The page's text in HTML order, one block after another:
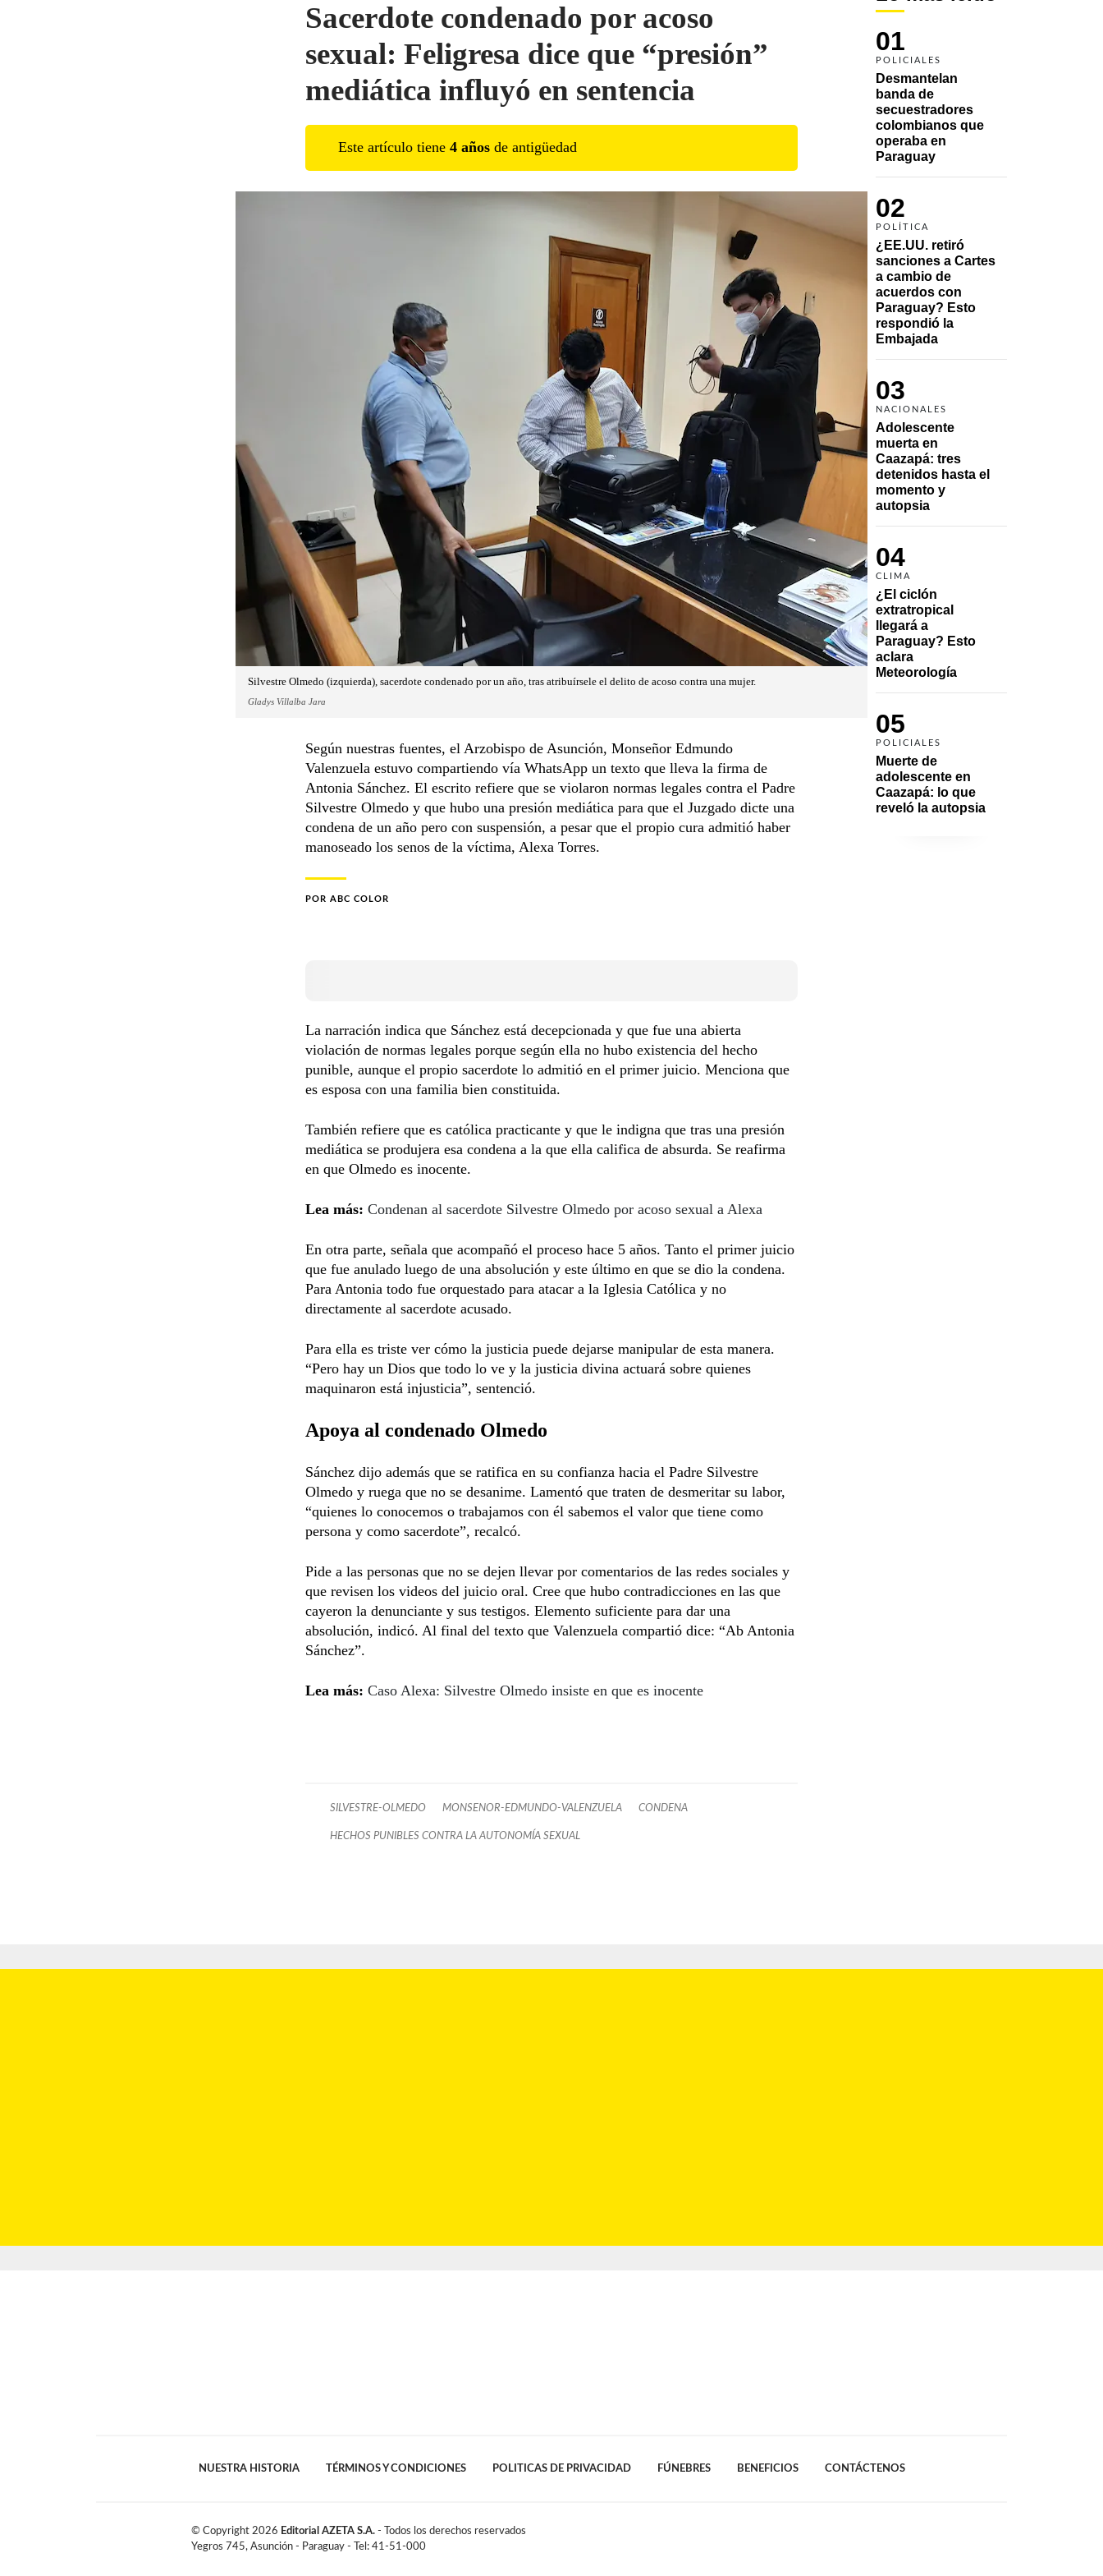
01
POLICIALES
Desmantelan
banda de
secuestradores
colombianos que
operaba en
Paraguay
02
POLÍTICA
¿EE.UU. retiró
sanciones a Cartes
a cambio de
acuerdos con
Paraguay? Esto
respondió la
Embajada
03
NACIONALES
Adolescente
muerta en
Caazapá: tres
detenidos hasta el
momento y
autopsia
04
CLIMA
¿El ciclón
extratropical
llegará a
Paraguay? Esto
aclara
Meteorología
05
POLICIALES
Muerte de
adolescente en
Caazapá: lo que
reveló la autopsia
Sacerdote condenado por acoso
sexual: Feligresa dice que “presión”
mediática influyó en sentencia
Este artículo tiene 4 años de antigüedad
Silvestre Olmedo (izquierda), sacerdote condenado por un año, tras atribuírsele el delito de acoso contra una mujer.
Gladys Villalba Jara
Según nuestras fuentes, el Arzobispo de Asunción, Monseñor Edmundo
Valenzuela estuvo compartiendo vía WhatsApp un texto que lleva la firma de
Antonia Sánchez. El escrito refiere que se violaron normas legales contra el Padre
Silvestre Olmedo y que hubo una presión mediática para que el Juzgado dicte una
condena de un año pero con suspensión, a pesar que el propio cura admitió haber
manoseado los senos de la víctima, Alexa Torres.
POR ABC COLOR
La narración indica que Sánchez está decepcionada y que fue una abierta
violación de normas legales porque según ella no hubo existencia del hecho
punible, aunque el propio sacerdote lo admitió en el primer juicio. Menciona que
es esposa con una familia bien constituida.
También refiere que es católica practicante y que le indigna que tras una presión
mediática se produjera esa condena a la que ella califica de absurda. Se reafirma
en que Olmedo es inocente.
Lea más: Condenan al sacerdote Silvestre Olmedo por acoso sexual a Alexa
En otra parte, señala que acompañó el proceso hace 5 años. Tanto el primer juicio
que fue anulado luego de una absolución y este último en que se dio la condena.
Para Antonia todo fue orquestado para atacar a la Iglesia Católica y no
directamente al sacerdote acusado.
Para ella es triste ver cómo la justicia puede dejarse manipular de esta manera.
“Pero hay un Dios que todo lo ve y la justicia divina actuará sobre quienes
maquinaron está injusticia”, sentenció.
Apoya al condenado Olmedo
Sánchez dijo además que se ratifica en su confianza hacia el Padre Silvestre
Olmedo y ruega que no se desanime. Lamentó que traten de desmeritar su labor,
“quienes lo conocemos o trabajamos con él sabemos el valor que tiene como
persona y como sacerdote”, recalcó.
Pide a las personas que no se dejen llevar por comentarios de las redes sociales y
que revisen los videos del juicio oral. Cree que hubo contradicciones en las que
cayeron la denunciante y sus testigos. Elemento suficiente para dar una
absolución, indicó. Al final del texto que Valenzuela compartió dice: “Ab Antonia
Sánchez”.
Lea más: Caso Alexa: Silvestre Olmedo insiste en que es inocente
SILVESTRE-OLMEDO MONSENOR-EDMUNDO-VALENZUELA CONDENA
HECHOS PUNIBLES CONTRA LA AUTONOMÍA SEXUAL
NUESTRA HISTORIA TÉRMINOS Y CONDICIONES POLITICAS DE PRIVACIDAD FÚNEBRES BENEFICIOS CONTÁCTENOS
© Copyright 2026 Editorial AZETA S.A. - Todos los derechos reservados
Yegros 745, Asunción - Paraguay - Tel: 41-51-000